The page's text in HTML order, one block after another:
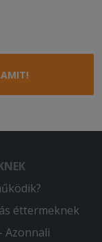
éttermeknek
Azonnali